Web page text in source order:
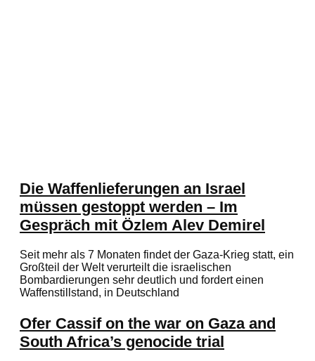
Die Waffenlieferungen an Israel
müssen gestoppt werden – Im
Gespräch mit Özlem Alev Demirel
Seit mehr als 7 Monaten findet der Gaza-Krieg statt, ein
Großteil der Welt verurteilt die israelischen
Bombardierungen sehr deutlich und fordert einen
Waffenstillstand, in Deutschland
Ofer Cassif on the war on Gaza and
South Africa’s genocide trial